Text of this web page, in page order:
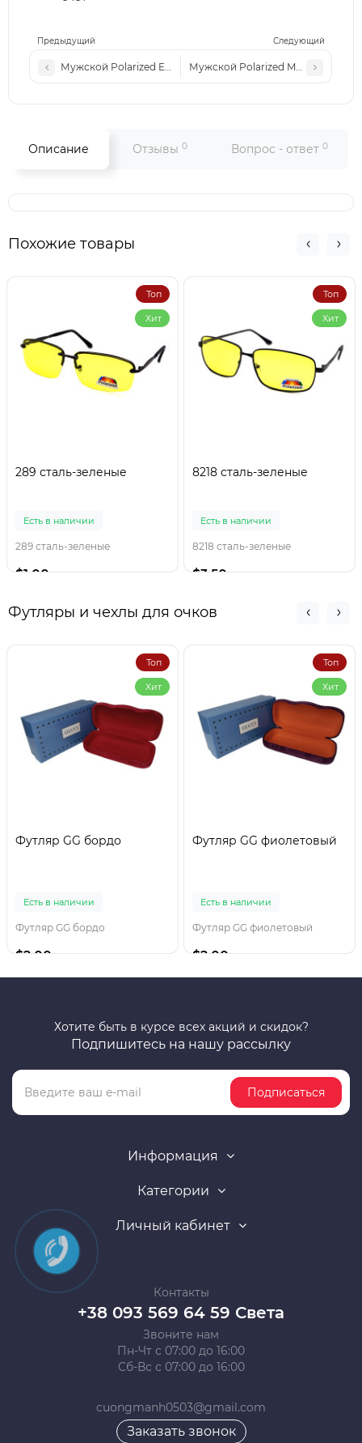
Предыдущий Следующий
Мужской Polarized EA 25906P c2 черные зеленая-линза
Мужской Polarized MATLRXS
Описание Отзывы 0 Вопрос - ответ 0
Похожие товары
Топ
Хит
289 сталь-зеленые
Есть в наличии
289 сталь-зеленые
$1.00
Топ
Хит
8218 сталь-зеленые
Есть в наличии
8218 сталь-зеленые
$3.50
Футляры и чехлы для очков
Топ
Хит
Футляр GG бордо
Есть в наличии
Футляр GG бордо
$2.00
Топ
Хит
Футляр GG фиолетовый
Есть в наличии
Футляр GG фиолетовый
$2.00
Хотите быть в курсе всех акций и скидок?
Подпишитесь на нашу рассылку
Подписаться
Информация
Категории
Личный кабинет
Контакты
+38 093 569 64 59 Света
Звоните нам
Пн-Чт с 07:00 до 16:00
Сб-Вс с 07:00 до 16:00
cuongmanh0503@gmail.com
Заказать звонок